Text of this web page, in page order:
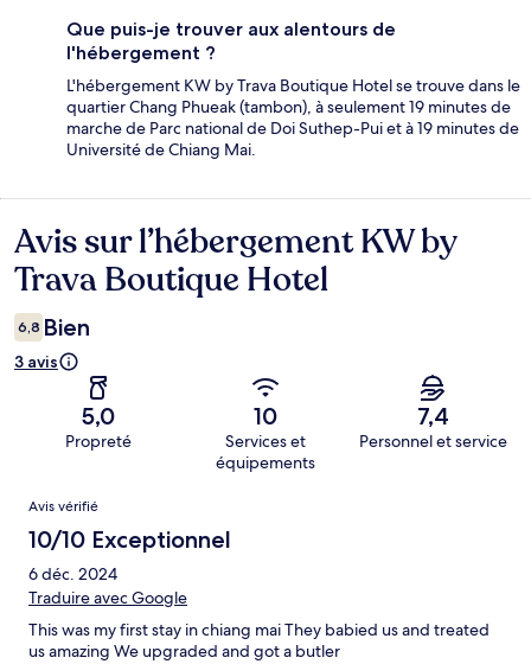
Que puis-je trouver aux alentours de
l'hébergement ?
L'hébergement KW by Trava Boutique Hotel se trouve dans le
quartier Chang Phueak (tambon), à seulement 19 minutes de
marche de Parc national de Doi Suthep-Pui et à 19 minutes de
Université de Chiang Mai.
Avis
Avis sur l’hébergement KW by
Trava Boutique Hotel
6,8 Bien
3 avis
5,0
Propreté
10
Services et
équipements
7,4
Personnel et service
Avis
Avis vérifié
10/10 Exceptionnel
6 déc. 2024
Traduire avec Google
This was my first stay in chiang mai They babied us and treated
us amazing We upgraded and got a butler